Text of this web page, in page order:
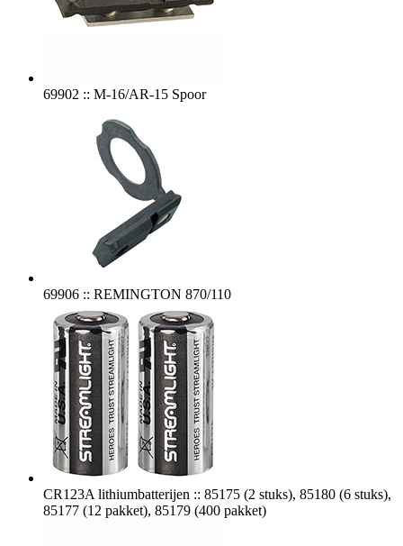
69902 :: M-16/AR-15 Spoor
69906 :: REMINGTON 870/110
CR123A lithiumbatterijen :: 85175 (2 stuks), 85180 (6 stuks),
85177 (12 pakket), 85179 (400 pakket)